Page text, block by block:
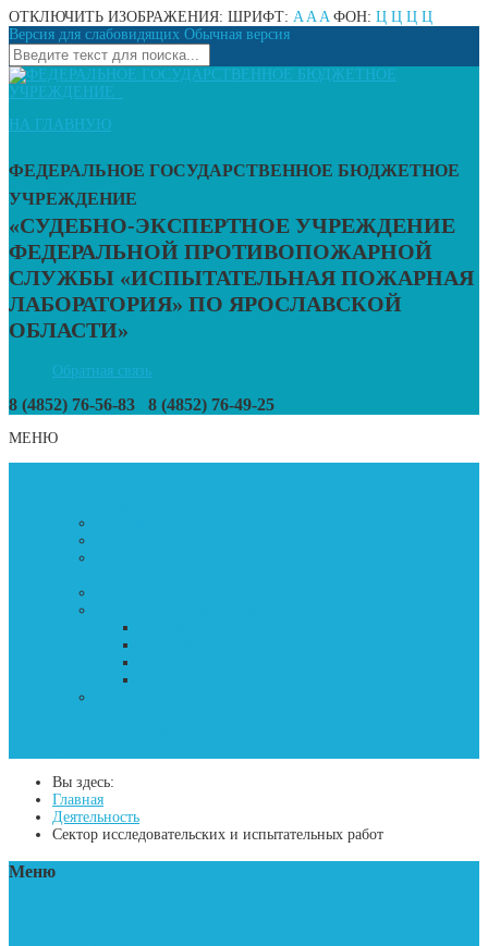
ОТКЛЮЧИТЬ ИЗОБРАЖЕНИЯ: ШРИФТ: A A A ФОН: Ц Ц Ц Ц
Версия для слабовидящих Обычная версия
НА ГЛАВНУЮ
ФЕДЕРАЛЬНОЕ ГОСУДАРСТВЕННОЕ БЮДЖЕТНОЕ
УЧРЕЖДЕНИЕ
«СУДЕБНО-ЭКСПЕРТНОЕ УЧРЕЖДЕНИЕ
ФЕДЕРАЛЬНОЙ ПРОТИВОПОЖАРНОЙ
СЛУЖБЫ «ИСПЫТАТЕЛЬНАЯ ПОЖАРНАЯ
ЛАБОРАТОРИЯ» ПО ЯРОСЛАВСКОЙ
ОБЛАСТИ»
Обратная связь
8 (4852) 76-56-83 8 (4852) 76-49-25
МЕНЮ
Вы здесь:
Главная
Деятельность
Сектор исследовательских и испытательных работ
Меню